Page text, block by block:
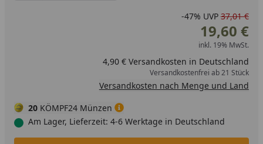
-47% UVP 37,01 €
19,60 €
inkl. 19% MwSt.
4,90 € Versandkosten in Deutschland
Versandkostenfrei ab 21 Stück
Versandkosten nach Menge und Land
20 KÖMPF24 Münzen
Am Lager, Lieferzeit: 4-6 Werktage in Deutschland